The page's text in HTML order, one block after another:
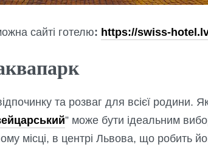
сайті готелю: https://swiss-
та розваг для всієї родини.
” може бути ідеальним
місці, в центрі Львова, що робить